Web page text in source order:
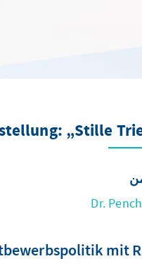
„Stille
Dr.
mit